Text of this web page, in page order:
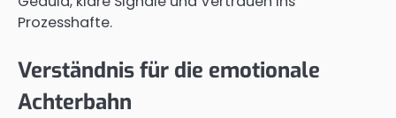
Prozesshafte.
Verständnis für die emotionale
Achterbahn